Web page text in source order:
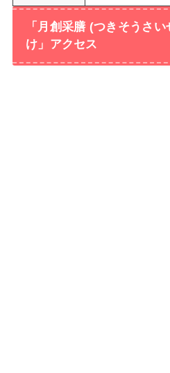
「月創采膳 (つきそうさ
け」アクセス